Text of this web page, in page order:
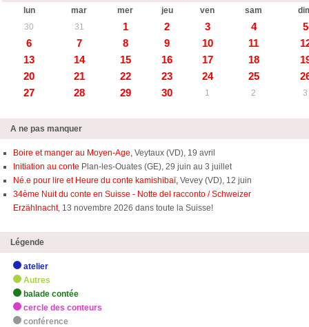
lun mar mer jeu ven sam
30
31 1 2 3 4
5
6
7 8 9 10 11
13
14 15 16 17 18
20
21 22 23 24 25
27
28 29 30 1 2 3
A ne pas manquer
Boire et manger au Moyen-Age, Veytaux (VD), 19 avril
Initiation au conte Plan-les-Ouates (GE), 29 juin au 3 juillet
Né.e pour lire et Heure du conte kamishibaï, Vevey (VD), 12 juin
34ème Nuit du conte en Suisse - Notte del racconto / Schweizer
Erzählnacht, 13 novembre 2026 dans toute la Suisse!
Légende
atelier
Autres
balade contée
cercle des conteurs
conférence